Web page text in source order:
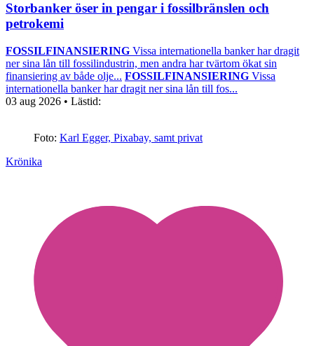
Storbanker öser in pengar i fossilbränslen och
petrokemi
FOSSILFINANSIERING Vissa internationella banker har dragit
ner sina lån till fossilindustrin, men andra har tvärtom ökat sin
finansiering av både olje... FOSSILFINANSIERING Vissa
internationella banker har dragit ner sina lån till fos...
03 aug 2026 • Lästid:
Foto: Karl Egger, Pixabay, samt privat
Krönika